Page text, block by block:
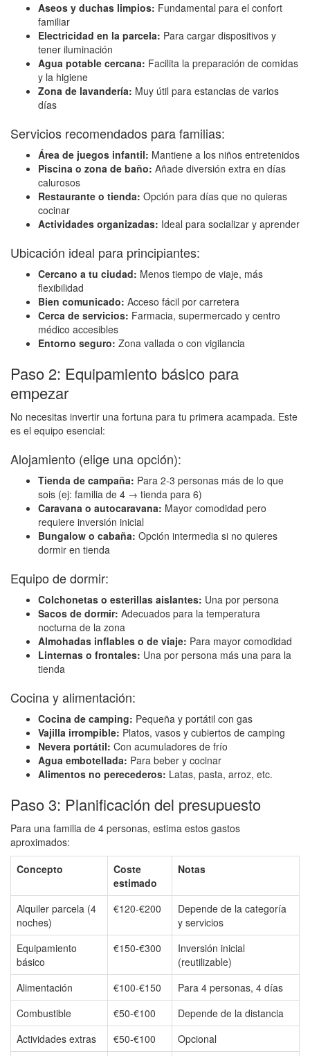
Aseos y duchas limpios: Fundamental para el confort
familiar
Electricidad en la parcela: Para cargar dispositivos y
tener iluminación
Agua potable cercana: Facilita la preparación de comidas
y la higiene
Zona de lavandería: Muy útil para estancias de varios
días
Servicios recomendados para familias:
Área de juegos infantil: Mantiene a los niños entretenidos
Piscina o zona de baño: Añade diversión extra en días
calurosos
Restaurante o tienda: Opción para días que no quieras
cocinar
Actividades organizadas: Ideal para socializar y aprender
Ubicación ideal para principiantes:
Cercano a tu ciudad: Menos tiempo de viaje, más
flexibilidad
Bien comunicado: Acceso fácil por carretera
Cerca de servicios: Farmacia, supermercado y centro
médico accesibles
Entorno seguro: Zona vallada o con vigilancia
Paso 2: Equipamiento básico para
empezar
No necesitas invertir una fortuna para tu primera acampada. Este
es el equipo esencial:
Alojamiento (elige una opción):
Tienda de campaña: Para 2-3 personas más de lo que
sois (ej: familia de 4 → tienda para 6)
Caravana o autocaravana: Mayor comodidad pero
requiere inversión inicial
Bungalow o cabaña: Opción intermedia si no quieres
dormir en tienda
Equipo de dormir:
Colchonetas o esterillas aislantes: Una por persona
Sacos de dormir: Adecuados para la temperatura
nocturna de la zona
Almohadas inflables o de viaje: Para mayor comodidad
Linternas o frontales: Una por persona más una para la
tienda
Cocina y alimentación:
Cocina de camping: Pequeña y portátil con gas
Vajilla irrompible: Platos, vasos y cubiertos de camping
Nevera portátil: Con acumuladores de frío
Agua embotellada: Para beber y cocinar
Alimentos no perecederos: Latas, pasta, arroz, etc.
Paso 3: Planificación del presupuesto
Para una familia de 4 personas, estima estos gastos
aproximados:
Concepto
Coste
estimado
Notas
Alquiler parcela (4
noches)
€120-€200
Depende de la categoría
y servicios
Equipamiento
básico
€150-€300
Inversión inicial
(reutilizable)
Alimentación
€100-€150
Para 4 personas, 4 días
Combustible
€50-€100
Depende de la distancia
Actividades extras
€50-€100 Opcional